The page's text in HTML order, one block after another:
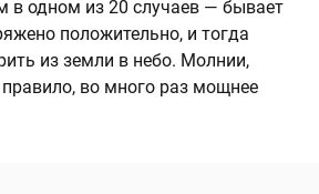
в одном из 20 случаев — бывает
положительно, и тогда
из земли в небо. Молнии,
во много раз мощнее